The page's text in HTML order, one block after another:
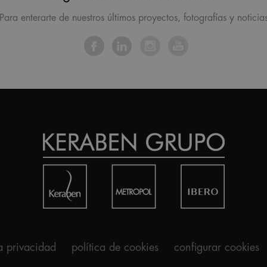
Para enterarte de nuestros últimos proyectos, fotografías y
privacidad política de cookies configurar cookies